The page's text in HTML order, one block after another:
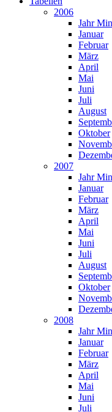
2006
Jahr
Januar
Februar
März
April
Mai
Juni
Juli
August
Oktober
2007
Jahr
Januar
Februar
März
April
Mai
Juni
Juli
August
Oktober
2008
Jahr
Januar
Februar
März
April
Mai
Juni
Juli